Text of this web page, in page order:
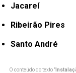
Jacareí
Ribeirão Pires
Santo André
O conteúdo do texto "